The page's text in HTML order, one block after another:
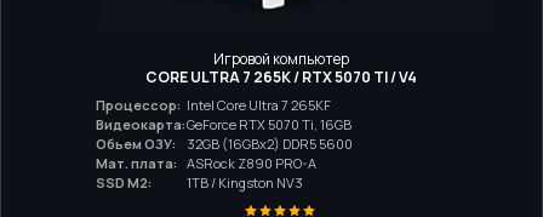
Игровой компьютер
CORE ULTRA 7 265K / RTX 5070 TI / V4
Процессор: Intel Core Ultra 7 265KF
Видеокарта:GeForce RTX 5070 Ti, 16GB
Обьем ОЗУ:
32GB (16GBx2) DDR5 5600
Мат. плата:
ASRock Z890 PRO-A
SSD M2:
1TB / Kingston NV3